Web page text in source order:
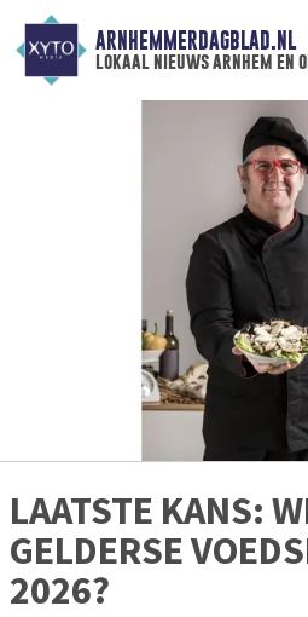
ARNHEMMERDAGBLAD.NL
lokaal nieuws arnhem en
LAATSTE KANS:
GELDERSE
2026?